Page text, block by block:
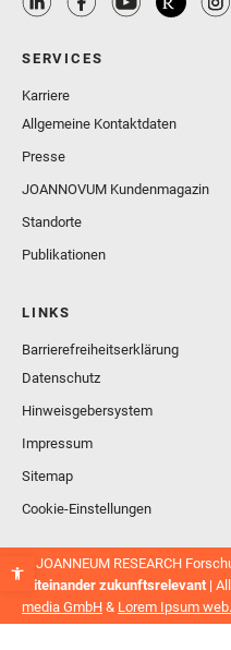
SERVICES
Karriere
Allgemeine Kontaktdaten
Presse
JOANNOVUM Kundenmagazin
Standorte
Publikationen
LINKS
Barrierefreiheitserklärung
Datenschutz
Hinweisgebersystem
Impressum
Sitemap
Cookie-Einstellungen
© JOANNEUM RESEARCH
Miteinander zukunftsrelevant |
media GmbH & Lorem Ipsum